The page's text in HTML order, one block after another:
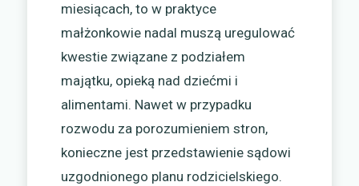
miesiącach, to w praktyce
małżonkowie nadal muszą uregulować
kwestie związane z podziałem
majątku, opieką nad dziećmi i
alimentami. Nawet w przypadku
rozwodu za porozumieniem stron,
konieczne jest przedstawienie sądowi
uzgodnionego planu rodzicielskiego.